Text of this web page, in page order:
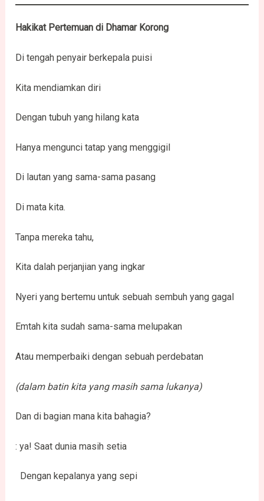
Hakikat Pertemuan di Dhamar Korong
Di tengah penyair berkepala puisi
Kita mendiamkan diri
Dengan tubuh yang hilang kata
Hanya mengunci tatap yang menggigil
Di lautan yang sama-sama pasang
Di mata kita.
Tanpa mereka tahu,
Kita dalah perjanjian yang ingkar
Nyeri yang bertemu untuk sebuah sembuh yang gagal
Emtah kita sudah sama-sama melupakan
Atau memperbaiki dengan sebuah perdebatan
(dalam batin kita yang masih sama lukanya)
Dan di bagian mana kita bahagia?
: ya! Saat dunia masih setia
Dengan kepalanya yang sepi